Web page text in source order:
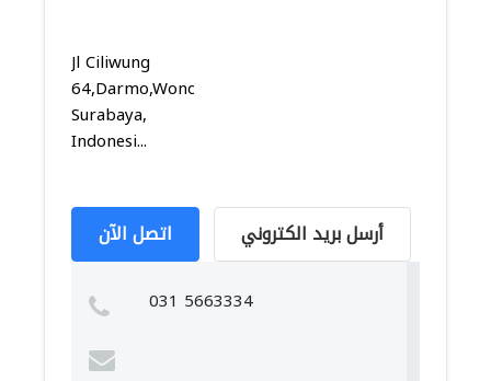
Jl Ciliwung
64,Darmo,Wonokromo,
Surabaya,
Indonesi...
اتصل الآن أرسل بريد الكتروني
031 5663334